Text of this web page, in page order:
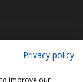
Privacy policy
improve our